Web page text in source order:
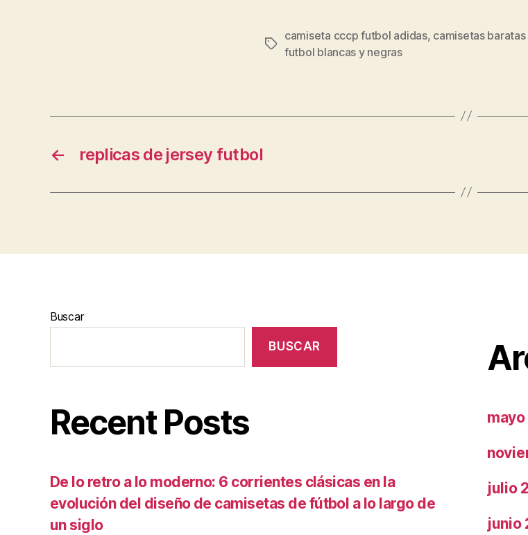
Etiquetas
camiseta cccp futbol adidas, camisetas
futbol blancas y negras
← replicas de jersey futbol
Buscar
BUSCAR
Recent Posts
De lo retro a lo moderno: 6 corrientes clásicas en la
evolución del diseño de camisetas de fútbol a lo largo de
un siglo
julio
junio